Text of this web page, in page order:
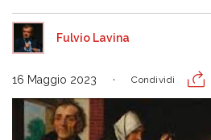
Fulvio Lavina
16 Maggio 2023 Condividi